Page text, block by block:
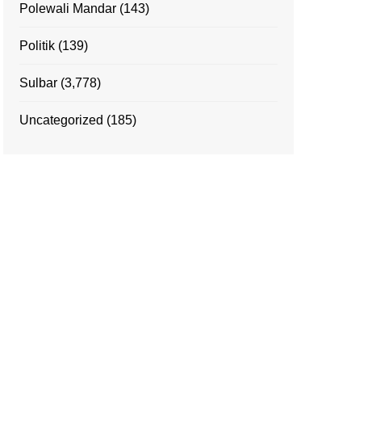
Polewali Mandar (143)
Politik (139)
Sulbar (3,778)
Uncategorized (185)